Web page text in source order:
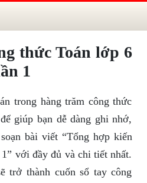
thức Toán lớp 6
1
trong hàng trăm công thức
giúp bạn dễ dàng ghi nhớ,
bài viết “Tổng hợp kiến
với đầy đủ và chi tiết nhất.
trở thành cuốn sổ tay công